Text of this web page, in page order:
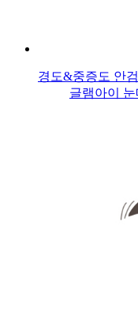
경도&중증도 안
글램아이 눈